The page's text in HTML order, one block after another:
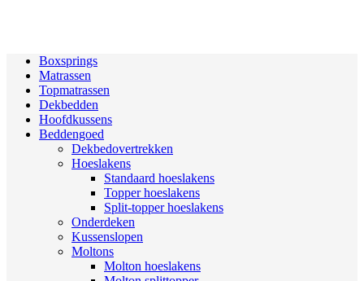
Boxsprings
Matrassen
Topmatrassen
Dekbedden
Hoofdkussens
Beddengoed
Dekbedovertrekken
Hoeslakens
Standaard hoeslakens
Topper hoeslakens
Split-topper hoeslakens
Onderdeken
Kussenslopen
Moltons
Molton hoeslakens